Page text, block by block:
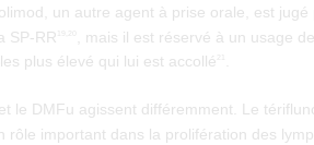
un autre agent à prise orale, est
SP‑RR
, mais il est réservé à un usage
plus élevé qui lui est accollé
le DMFu agissent différemment. Le
rôle important dans la prolifération des